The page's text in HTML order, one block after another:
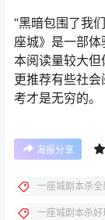
“黑暗包围了我
座城》是一部
本阅读量较大
更推荐有些社
考才是无穷的。
海报分享
一座城剧本杀全
一座城剧本杀好